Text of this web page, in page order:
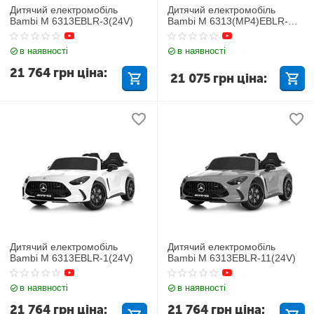
Дитячий електромобіль
Bambi M 6313EBLR-3(24V)
в наявності
21 764 грн ціна:
Дитячий електромобіль
Bambi M 6313(MP4)EBLR-
1(24V)
в наявності
21 075 грн ціна:
Дитячий електромобіль
Bambi M 6313EBLR-1(24V)
в наявності
21 764 грн ціна:
Дитячий електромобіль
Bambi M 6313EBLR-11(24V)
в наявності
21 764 грн ціна: